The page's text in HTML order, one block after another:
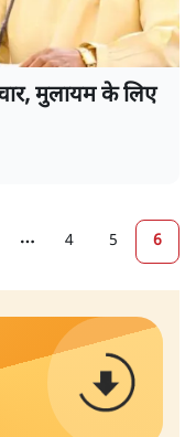
मुलायम के लिए
More pages
4 5 6